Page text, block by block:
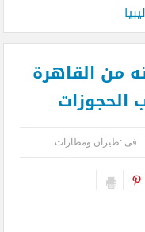
من القاهرة
الحجوزات
فى :طيران ومطارات